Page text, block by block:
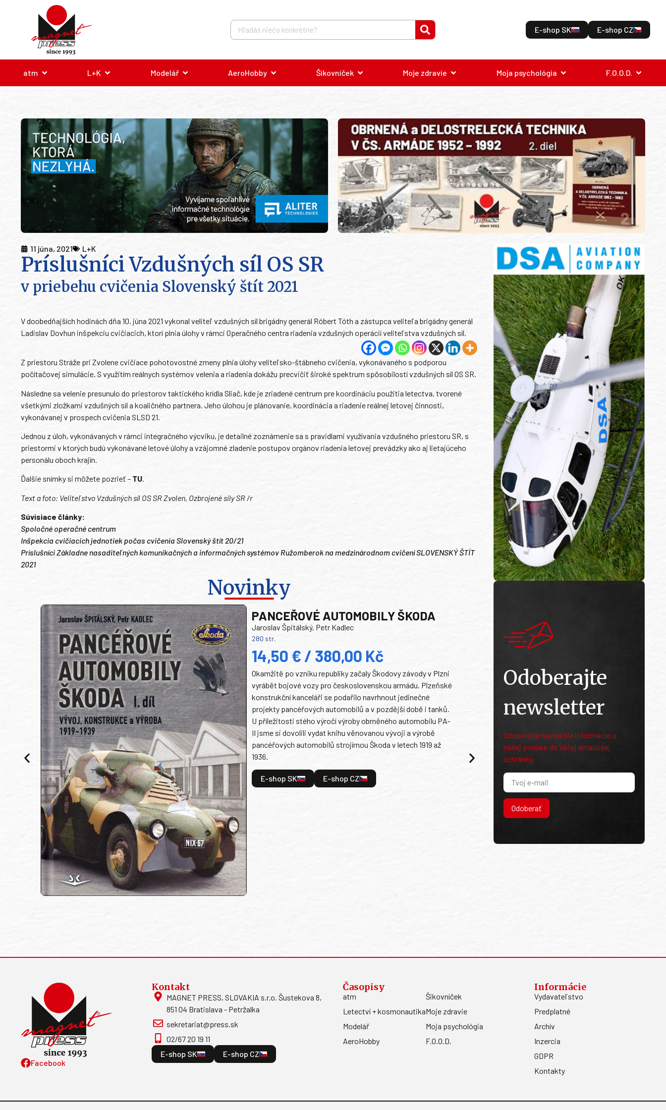
E-shop SK E-shop CZ
atm L+K Modelář AeroHobby Šikovníček Moje zdravie Moja psychológia F.O.O.D.
11 júna, 2021 L+K
Príslušníci Vzdušných síl OS SR
v priebehu cvičenia Slovenský štít 2021
V doobedňajších hodinách dňa 10. júna 2021 vykonal veliteľ vzdušných síl brigádny generál Róbert Tóth a zástupca veliteľa brigádny generál
Ladislav Dovhun inšpekciu cvičiacich, ktorí plnia úlohy v rámci Operačného centra riadenia vzdušných operácií veliteľstva vzdušných síl.
Z priestoru Stráže pri Zvolene cvičiace pohotovostné zmeny plnia úlohy veliteľsko-štábneho cvičenia, vykonávaného s podporou
počítačovej simulácie. S využitím reálnych systémov velenia a riadenia dokážu precvičiť široké spektrum spôsobilostí vzdušných síl OS SR.
Následne sa velenie presunulo do priestorov taktického krídla Sliač, kde je zriadené centrum pre koordináciu použitia letectva, tvorené
všetkými zložkami vzdušných síl a koaličného partnera. Jeho úlohou je plánovanie, koordinácia a riadenie reálnej letovej činnosti,
vykonávanej v prospech cvičenia SLSD 21.
Jednou z úloh, vykonávaných v rámci integračného výcviku, je detailné zoznámenie sa s pravidlami využívania vzdušného priestoru SR, s
priestormi v ktorých budú vykonávané letové úlohy a vzájomné zladenie postupov orgánov riadenia letovej prevádzky ako aj lietajúceho
personálu oboch krajín.
Ďalšie snímky si môžete pozrieť – TU.
Text a foto: Veliteľstvo Vzdušných síl OS SR Zvolen, Ozbrojené sily SR /r
Súvisiace články:
Spoločné operačné centrum
Inšpekcia cvičiacich jednotiek počas cvičenia Slovenský štít 20/21
Príslušníci Základne nasaditeľných komunikačných a informačných systémov Ružomberok na medzinárodnom cvičení SLOVENSKÝ ŠTÍT
2021
Novinky
PANCEŘOVÉ AUTOMOBILY ŠKODA
Jaroslav Špitálský, Petr Kadlec
280 str.
14,50 € / 380,00 Kč
Okamžitě po vzniku republiky začaly Škodovy závody v Plzni
vyrábět bojové vozy pro československou armádu. Plzeňské
konstrukční kanceláři se podařilo navrhnout jedinečné
projekty pancéřových automobilů a v pozdější době i tanků.
U příležitosti stého výročí výroby obrněného automobilu PA-
II jsme si dovolili vydat knihu věnovanou vývoji a výrobě
pancéřových automobilů strojírnou Škoda v letech 1919 až
1936.
E-shop SK E-shop CZ
Odoberajte
newsletter
Odoberajte najnovšie informácie o
našej ponuke do Vašej emailovej
schránky.
Odoberať
Facebook
Kontakt
MAGNET PRESS, SLOVAKIA s.r.o. Šustekova 8,
851 04 Bratislava - Petržalka
sekretariat@press.sk
02/67 20 19 11
E-shop SK
E-shop CZ
Časopisy
atm
Letectví + kosmonautika
Modelář
AeroHobby
Šikovníček
Moje zdravie
Moja psychológia
F.O.O.D.
Informácie
Vydavateľstvo
Predplatné
Archív
Inzercia
GDPR
Kontakty